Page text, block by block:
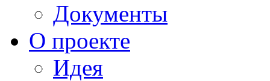
Документы
О проекте
Идея